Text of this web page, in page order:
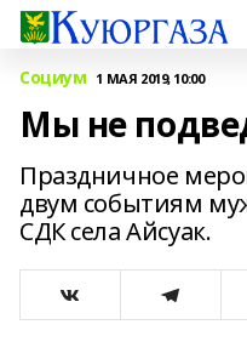
Социум 1 МАЯ 2019, 10:00
Мы не
Праздничное
двум событиям
СДК села Айсуак.